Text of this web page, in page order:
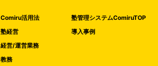
Comiru活用法
塾経営
経営/運営業務
教務
塾管理システムComiruTOP
導入事例